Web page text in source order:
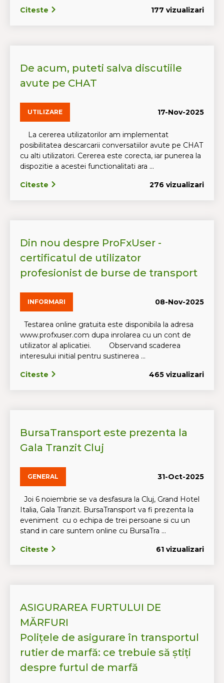
Citeste 177 vizualizari
De acum, puteti salva discutiile
avute pe CHAT
UTILIZARE 17-Nov-2025
La cererea utilizatorilor am implementat
posibilitatea descarcarii conversatiilor avute pe CHAT
cu alti utilizatori. Cererea este corecta, iar punerea la
dispozitie a acestei functionalitati ara ...
Citeste 276 vizualizari
Din nou despre ProFxUser -
certificatul de utilizator
profesionist de burse de transport
INFORMARI 08-Nov-2025
Testarea online gratuita este disponibila la adresa
www.profxuser.com dupa inrolarea cu un cont de
utilizator al aplicatiei. Observand scaderea
interesului initial pentru sustinerea ...
Citeste 465 vizualizari
BursaTransport este prezenta la
Gala Tranzit Cluj
GENERAL 31-Oct-2025
Joi 6 noiembrie se va desfasura la Cluj, Grand Hotel
Italia, Gala Tranzit. BursaTransport va fi prezenta la
eveniment cu o echipa de trei persoane si cu un
stand in care suntem online cu BursaTra ...
Citeste 61 vizualizari
ASIGURAREA FURTULUI DE
MĂRFURI
Polițele de asigurare în transportul
rutier de marfă: ce trebuie să știți
despre furtul de marfă